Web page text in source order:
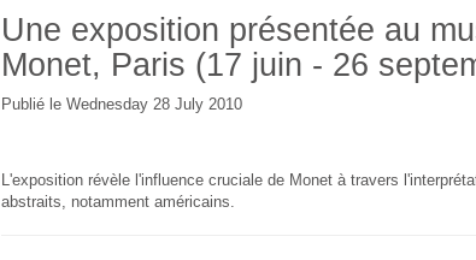
Une exposition présentée au
Monet, Paris (17 juin - 26
Publié le Wednesday 28 July 2010
L'exposition révèle l'influence cruciale de Monet à travers
abstraits, notamment américains.